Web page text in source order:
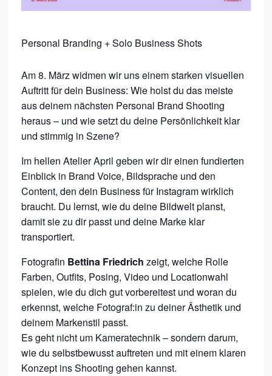
,
W
I
N
E
&
D
E
S
I
G
N
O
B
E
R
Ö
S
T
E
Personal Branding + Solo Business Shots
Am 8. März widmen wir uns einem starken visuellen
Auftritt für dein Business: Wie holst du das meiste
aus deinem nächsten Personal Brand Shooting
heraus – und wie setzt du deine Persönlichkeit klar
und stimmig in Szene?
Im hellen Atelier April geben wir dir einen fundierten
Einblick in Brand Voice, Bildsprache und den
Content, den dein Business für Instagram wirklich
braucht. Du lernst, wie du deine Bildwelt planst,
damit sie zu dir passt und deine Marke klar
transportiert.
Fotografin Bettina Friedrich zeigt, welche Rolle
Farben, Outfits, Posing, Video und Locationwahl
spielen, wie du dich gut vorbereitest und woran du
erkennst, welche Fotograf:in zu deiner Ästhetik und
deinem Markenstil passt.
Es geht nicht um Kameratechnik – sondern darum,
wie du selbstbewusst auftreten und mit einem klaren
Konzept ins Shooting gehen kannst.